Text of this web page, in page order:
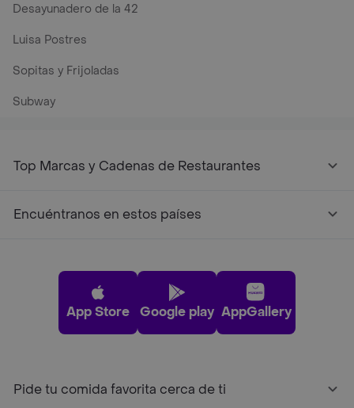
Desayunadero de la 42
Luisa Postres
Sopitas y Frijoladas
Subway
Top Marcas y Cadenas de Restaurantes
Encuéntranos en estos países
App Store Google play AppGallery
Pide tu comida favorita cerca de ti